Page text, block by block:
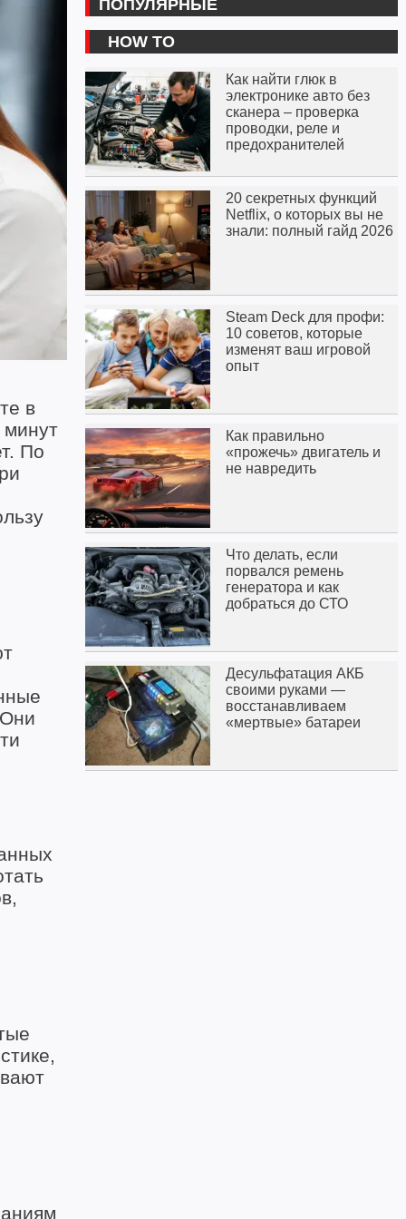
в
минут
По
ПОПУЛЯРНЫЕ
HOW TO
Как найти глюк в
электронике авто без
сканера – проверка
проводки, реле и
предохранителей
20 секретных функций
Netflix, о которых вы не
знали: полный гайд 2026
Steam Deck для профи:
10 советов, которые
изменят ваш игровой
опыт
Как правильно
«прожечь» двигатель и
не навредить
Что делать, если
порвался ремень
генератора и как
добраться до СТО
Десульфатация АКБ
своими руками —
восстанавливаем
«мертвые» батареи